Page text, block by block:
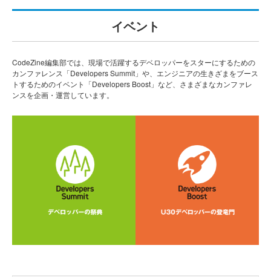
イベント
CodeZine編集部では、現場で活躍するデベロッパーをスターにするための
カンファレンス「Developers Summit」や、エンジニアの生きざまをブース
トするためのイベント「Developers Boost」など、さまざまなカンファレ
ンスを企画・運営しています。